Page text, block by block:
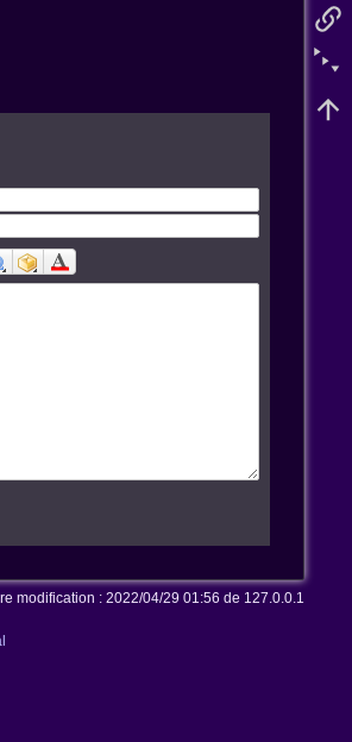
modification : 2022/04/29 01:56 de 127.0.0.1